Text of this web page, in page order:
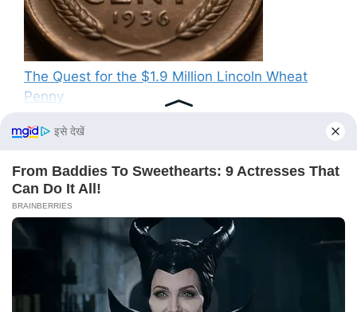
The Quest for the $1.9 Million Lincoln Wheat
Penny
Recent Comments
No comments to show.
© 2026 PG News• Built with GeneratePress